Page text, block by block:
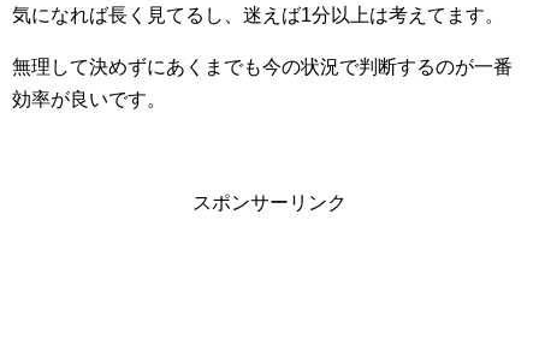
気になれば長く見てるし、迷えば1分以上は考えてます。
無理して決めずにあくまでも今の状況で判断するのが一番
効率が良いです。
スポンサーリンク